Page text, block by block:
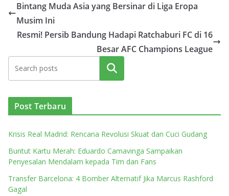
Bintang Muda Asia yang Bersinar di Liga Eropa
Musim Ini
Resmi! Persib Bandung Hadapi Ratchaburi FC di 16
Besar AFC Champions League
Cari
Post Terbaru
Krisis Real Madrid: Rencana Revolusi Skuat dan Cuci Gudang
Buntut Kartu Merah: Eduardo Camavinga Sampaikan
Penyesalan Mendalam kepada Tim dan Fans
Transfer Barcelona: 4 Bomber Alternatif Jika Marcus Rashford
Gagal